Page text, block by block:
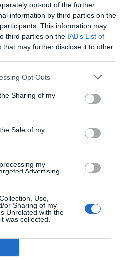
opt-out of the further
information by third parties on the
This information may
third parties on the IAB’s List of
that may further disclose it to other
Opt Outs
Sharing of my
Sale of my
my
Advertising.
Use,
or Sharing of my
Unrelated with the
was collected.
ΣΤΗΝ ΙΔΙΑ
αποκαλύπτει τις τρεις
που πρέπει να βγάζεις από
πριν κοιμηθείς
2026
4 οχημάτων
- Ελληνική
τη Motor Oil
ΑΡΘΡΑ